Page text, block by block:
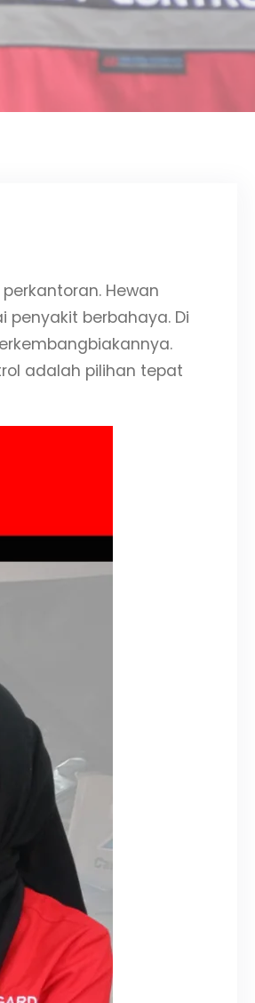
Hewan
berbahaya. Di
adalah pilihan tepat